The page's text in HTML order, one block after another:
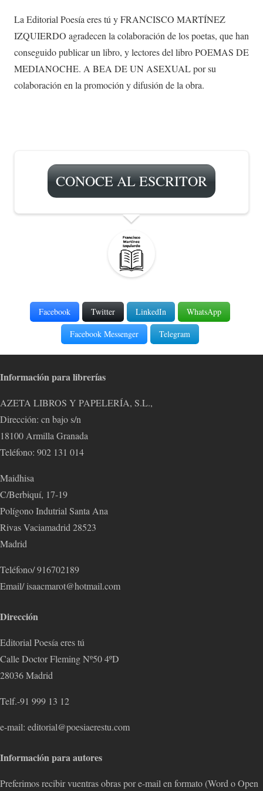
La Editorial Poesía eres tú y FRANCISCO MARTÍNEZ
IZQUIERDO agradecen la colaboración de los poetas, que han
conseguido publicar un libro, y lectores del libro POEMAS DE
MEDIANOCHE. A BEA DE UN ASEXUAL por su
colaboración en la promoción y difusión de la obra.
CONOCE AL ESCRITOR
Facebook Twitter LinkedIn
WhatsApp
Facebook Messenger
Telegram
Información para librerías
AZETA LIBROS Y PAPELERÍA, S.L.,
Dirección: cn bajo s/n
18100 Armilla Granada
Teléfono: 902 131 014
Maidhisa
C/Berbiquí, 17-19
Polígono Indutrial Santa Ana
Rivas Vaciamadrid 28523
Madrid
Teléfono/ 916702189
Email/ isaacmarot@hotmail.com
Dirección
Editorial Poesía eres tú
Calle Doctor Fleming Nº50 4ºD
28036 Madrid
Telf.-91 999 13 12
e-mail: editorial@poesiaerestu.com
Información para autores
Preferimos recibir vuentras obras por e-mail en formato (Word o Open